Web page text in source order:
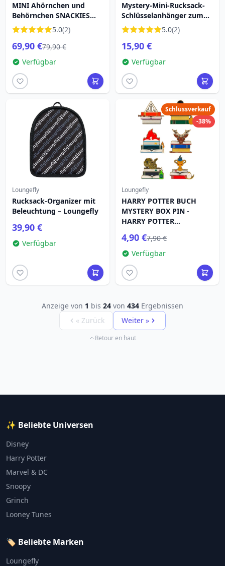
MINI Ahörnchen und
Behörnchen SNACKIES
RUCKSACK – DISNEY
LOUNGEFLY
5.0(2)
69,90 €79,90 €
Verfügbar
Mystery-Mini-Rucksack-
Schlüsselanhänger zum
75. Jahrestag von
Aschenputtel – Disney
Loungefly
5.0(2)
15,90 €
Verfügbar
Loungefly
Rucksack-Organizer mit
Beleuchtung – Loungefly
39,90 €
Verfügbar
Schlussverkauf
-38%
Loungefly
HARRY POTTER BUCH
MYSTERY BOX PIN -
HARRY POTTER
4,90 €7,90 €
Verfügbar
Anzeige von 1 bis 24 von 434 Ergebnissen
« Zurück
Weiter »
Retour en haut
✨ Beliebte Universen
Disney
Harry Potter
Marvel & DC
Snoopy
Grinch
Looney Tunes
🏷️ Beliebte Marken
Loungefly